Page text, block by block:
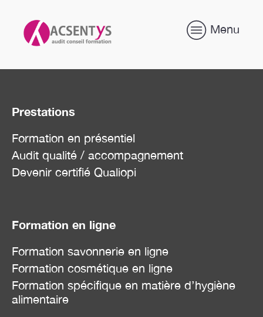
Menu
Prestations
Formation en présentiel
Audit qualité / accompagnement
Devenir certifié Qualiopi
Formation en ligne
Formation savonnerie en ligne
Formation cosmétique en ligne
Formation spécifique en matière d’hygiène
alimentaire